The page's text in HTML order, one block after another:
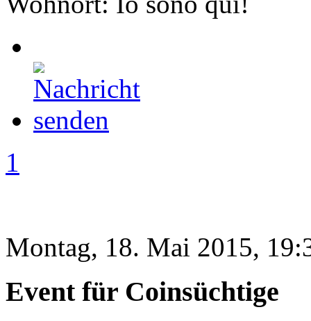
1
Montag, 18. Mai 2015,
Event für Coinsüchtige